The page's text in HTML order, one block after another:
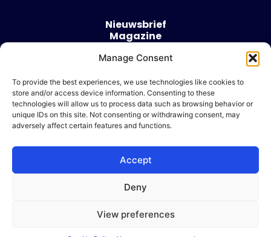
Manage Consent
To provide the best experiences, we use technologies like cookies to
store and/or access device information. Consenting to these
technologies will allow us to process data such as browsing behavior or
unique IDs on this site. Not consenting or withdrawing consent, may
adversely affect certain features and functions.
Accept
Deny
View preferences
Nieuwsbrief
Magazine
Over
Algemene voorwaarden
Cookie beleid
Ik wil adverteren
© 2026 Risk & Business
| Design & Development door